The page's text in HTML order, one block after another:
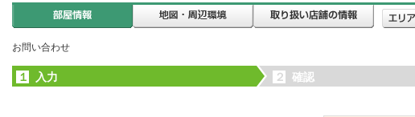
お問い合わせ
１ 入力 ２ 確認